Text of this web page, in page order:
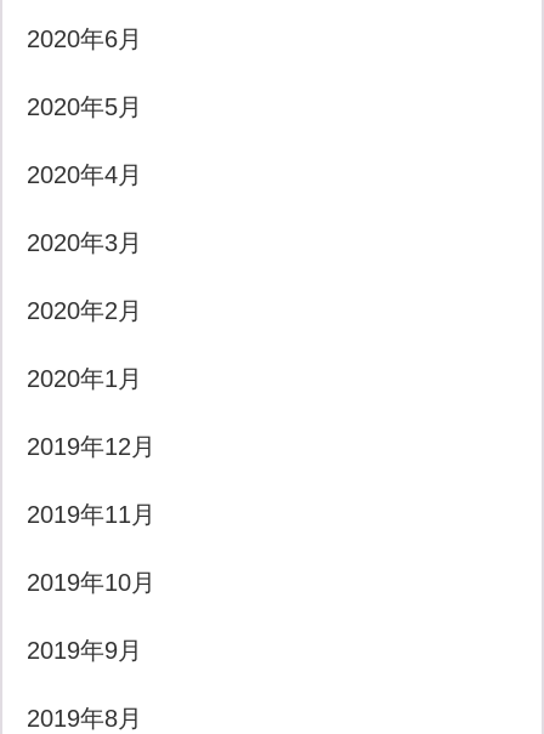
2020年6月
2020年5月
2020年4月
2020年3月
2020年2月
2020年1月
2019年12月
2019年11月
2019年10月
2019年9月
2019年8月